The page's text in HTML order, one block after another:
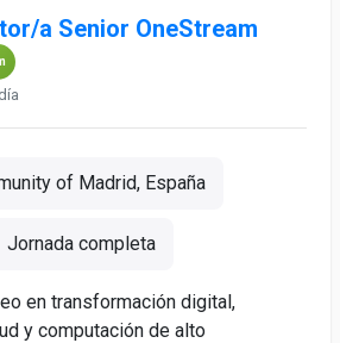
a Senior OneStream
of Madrid, España
Jornada completa
en transformación digital,
y computación de alto